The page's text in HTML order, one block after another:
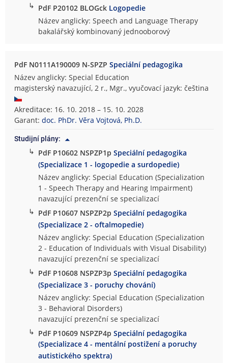
↳ PdF P20102 BLOGck Logopedie
Název anglicky: Speech and Language Therapy
bakalářský kombinovaný jednooborový
PdF N0111A190009 N-SPZPSpeciální pedagogika
Název anglicky: Special Education
magisterský navazující, 2 r., Mgr., vyučovací jazyk: čeština
Akreditace: 16. 10. 2018 – 15. 10. 2028
Garant:doc. PhDr. Věra Vojtová, Ph.D.
Studijní plány:
↳ PdF P10602 NSPZP1pSpeciální pedagogika
(Specializace 1 - logopedie a surdopedie)
Název anglicky: Special Education (Specialization
1 - Speech Therapy and Hearing Impairment)
navazující prezenční se specializací
↳ PdF P10607 NSPZP2pSpeciální pedagogika
(Specializace 2 - oftalmopedie)
Název anglicky: Special Education (Specialization
2 - Education of Individuals with Visual Disability)
navazující prezenční se specializací
↳ PdF P10608 NSPZP3pSpeciální pedagogika
(Specializace 3 - poruchy chování)
Název anglicky: Special Education (Specialization
3 - Behavioral Disorders)
navazující prezenční se specializací
↳ PdF P10609 NSPZP4pSpeciální pedagogika
(Specializace 4 - mentální postižení a poruchy
autistického spektra)